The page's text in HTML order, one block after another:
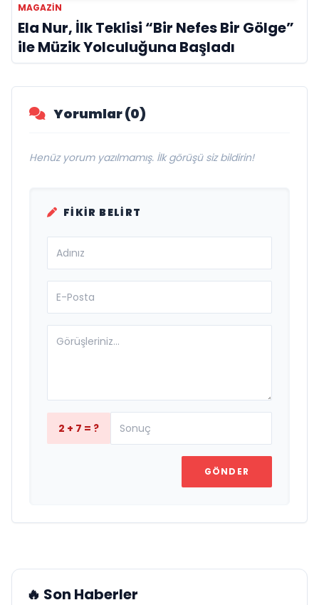
MAGAZIN
Ela Nur, İlk Teklisi “Bir Nefes Bir Gölge”
ile Müzik Yolculuğuna Başladı
Yorumlar (0)
Henüz yorum yazılmamış. İlk görüşü siz bildirin!
FIKIR BELIRT
2 + 7 = ?
GÖNDER
🔥 Son Haberler